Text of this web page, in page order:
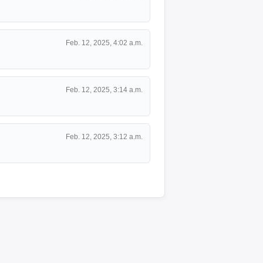
Feb. 12, 2025, 4:02 a.m.
Feb. 12, 2025, 3:14 a.m.
Feb. 12, 2025, 3:12 a.m.